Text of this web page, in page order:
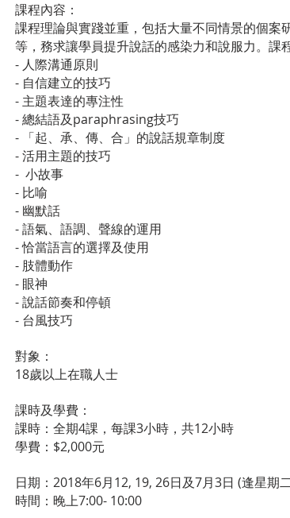
課程內容 ：
課程理論與實踐並重，包括大量不同情景的個案
等，務求讓學員提升說話的感染力和說服力。課
- 人際溝通原則
- 自信建立的技巧
- 主題表達的專注性
- 總結語及paraphrasing技巧
- 「起、承、傳、合」的說話規章制度
- 活用主題的技巧
- 小故事
- 比喻
- 幽默話
- 語氣、語調、聲線的運用
- 恰當語言的選擇及使用
- 肢體動作
- 眼神
- 說話節奏和停頓
- 台風技巧
對象：
18歲以上在職人士
課時及學費：
課時：全期4課，每課3小時，共12小時
學費：$2,000元
日期：2018年6月12, 19, 26日及7月3日 (逢星期
時間：晚上7:00- 10:00